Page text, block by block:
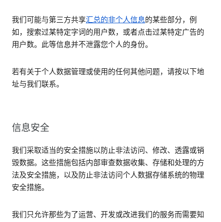
我们可能与第三方共享汇总的非个人信息的某些部分，例
如，搜索过某特定字词的用户数，或者点击过某特定广告的
用户数。此等信息并不泄露您个人的身份。
若有关于个人数据管理或使用的任何其他问题，请按以下地
址与我们联系。
信息安全
我们采取适当的安全措施以防止非法访问、修改、透露或销
毁数据。这些措施包括内部审查数据收集、存储和处理的方
法及安全措施，以及防止非法访问个人数据存储系统的物理
安全措施。
我们只允许那些为了运营、开发或改进我们的服务而需要知